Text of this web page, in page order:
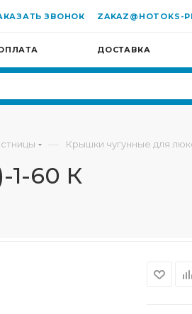
ЗВОНОК ZAKAZ@HOTOKS-
ДОСТАВКА
— Крышки чугунные для
1-60 К